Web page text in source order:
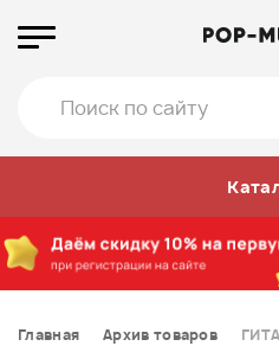
Главная Архив товаров